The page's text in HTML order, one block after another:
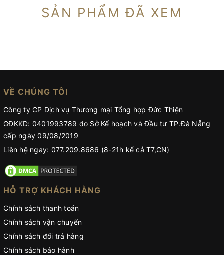
SẢN PHẨM ĐÃ XEM
VỀ CHÚNG TÔI
Công ty CP Dịch vụ Thương mại Tổng hợp Đức Thiện
GĐKKD: 0401993789 do Sở Kế hoạch và Đầu tư TP.Đà Nẵng
cấp ngày 09/08/2019
Liên hệ ngay: 077.209.8686 (8-21h kể cả T7,CN)
HỖ TRỢ KHÁCH HÀNG
Chính sách thanh toán
Chính sách vận chuyển
Chính sách đổi trả hàng
Chính sách bảo hành